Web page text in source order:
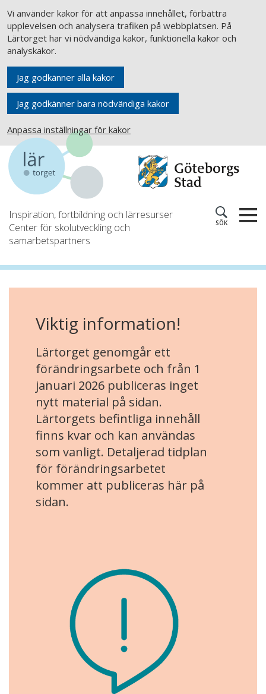
Vi använder kakor för att anpassa innehållet, förbättra
upplevelsen och analysera trafiken på webbplatsen. På
Lärtorget har vi nödvändiga kakor, funktionella kakor och
analyskakor.
Jag godkänner alla kakor
Jag godkänner bara nödvändiga kakor
Anpassa inställningar för kakor
Inspiration, fortbildning och lärresurser
Center för skolutveckling och
samarbetspartners
SÖK
Viktig information!
Lärtorget genomgår ett
förändringsarbete och från 1
januari 2026 publiceras inget
nytt material på sidan.
Lärtorgets befintliga innehåll
finns kvar och kan användas
som vanligt. Detaljerad tidplan
för förändringsarbetet
kommer att publiceras här på
sidan.